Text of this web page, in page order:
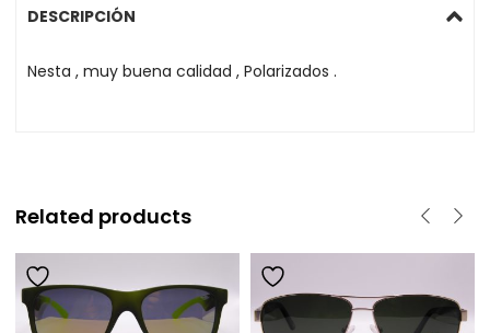
DESCRIPCIÓN
Nesta , muy buena calidad , Polarizados .
Related products